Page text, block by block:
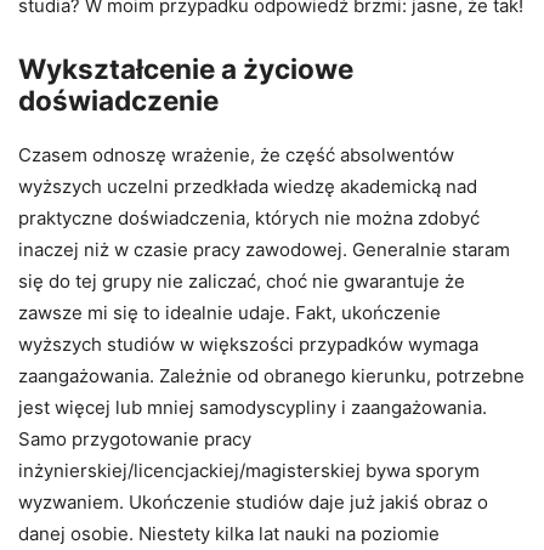
studia? W moim przypadku odpowiedź brzmi: jasne, że tak!
Wykształcenie a życiowe
doświadczenie
Czasem odnoszę wrażenie, że część absolwentów
wyższych uczelni przedkłada wiedzę akademicką nad
praktyczne doświadczenia, których nie można zdobyć
inaczej niż w czasie pracy zawodowej. Generalnie staram
się do tej grupy nie zaliczać, choć nie gwarantuje że
zawsze mi się to idealnie udaje. Fakt, ukończenie
wyższych studiów w większości przypadków wymaga
zaangażowania. Zależnie od obranego kierunku, potrzebne
jest więcej lub mniej samodyscypliny i zaangażowania.
Samo przygotowanie pracy
inżynierskiej/licencjackiej/magisterskiej bywa sporym
wyzwaniem. Ukończenie studiów daje już jakiś obraz o
danej osobie. Niestety kilka lat nauki na poziomie